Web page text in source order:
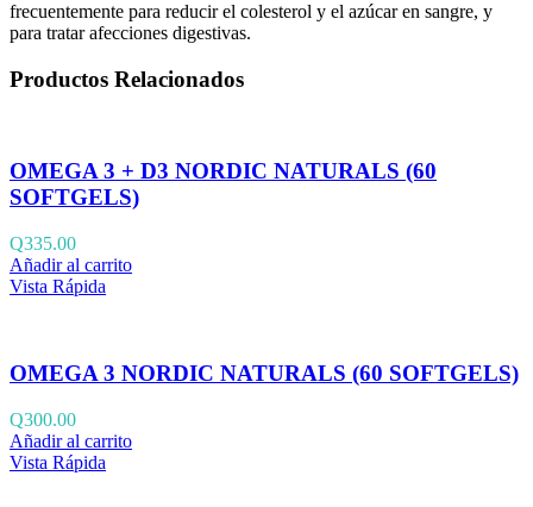
frecuentemente para reducir el colesterol y el azúcar en sangre, y
para tratar afecciones digestivas.
Productos Relacionados
OMEGA 3 + D3 NORDIC NATURALS (60
SOFTGELS)
Q335.00
Añadir al carrito
Vista Rápida
OMEGA 3 NORDIC NATURALS (60 SOFTGELS)
Q300.00
Añadir al carrito
Vista Rápida